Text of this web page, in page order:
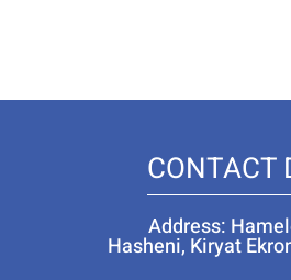
CONTACT
Address:
Hasheni, Kiryat